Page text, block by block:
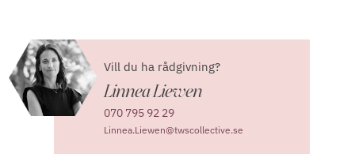
Vill du ha rådgivning?
Linnea Liewen
070 795 92 29
Linnea.Liewen@twscollective.se